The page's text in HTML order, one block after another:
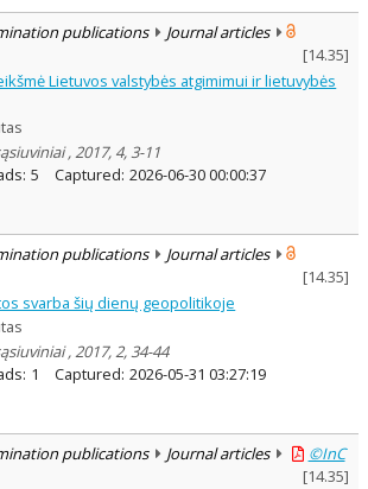
32 publications
Journal articles
[14.35]
Lietuvos valstybės atgimimui ir lietuvybės
, 2017, 4, 3-11
5 Captured: 2026-06-30 00:00:37
publications
Journal articles
[14.35]
svarba šių dienų geopolitikoje
, 2017, 2, 34-44
1 Captured: 2026-05-31 03:27:19
publications Journal articles
©InC
[14.35]